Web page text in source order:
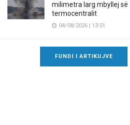
milimetra larg mbyllej së
termocentralit
04/08/2026 | 13:01
FUNDI I ARTIKUJVE